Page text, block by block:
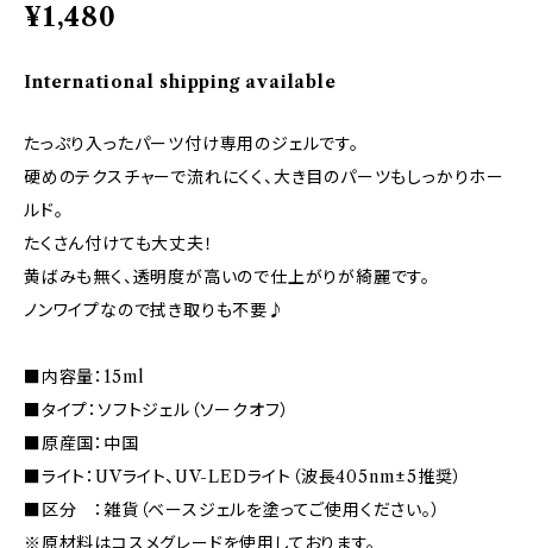
¥1,480
International shipping available
たっぷり入ったパーツ付け専用のジェルです。
硬めのテクスチャーで流れにくく、大き目のパーツもしっかりホー
ルド。
たくさん付けても大丈夫！
黄ばみも無く、透明度が高いので仕上がりが綺麗です。
ノンワイプなので拭き取りも不要♪
■内容量：15ml
■タイプ：ソフトジェル（ソークオフ）
■原産国：中国
■ライト：UVライト、UV-LEDライト（波長405nm±5推奨）
■区分 ：雑貨（ベースジェルを塗ってご使用ください。）
※原材料はコスメグレードを使用しております。